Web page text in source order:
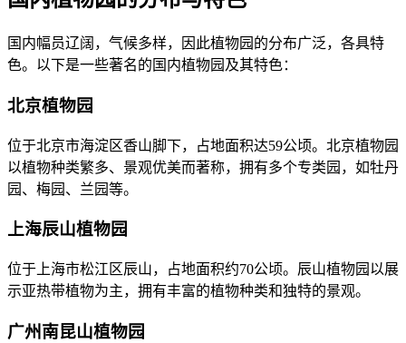
国内幅员辽阔，气候多样，因此植物园的分布广泛，各具特
色。以下是一些著名的国内植物园及其特色：
北京植物园
位于北京市海淀区香山脚下，占地面积达59公顷。北京植物园
以植物种类繁多、景观优美而著称，拥有多个专类园，如牡丹
园、梅园、兰园等。
上海辰山植物园
位于上海市松江区辰山，占地面积约70公顷。辰山植物园以展
示亚热带植物为主，拥有丰富的植物种类和独特的景观。
广州南昆山植物园